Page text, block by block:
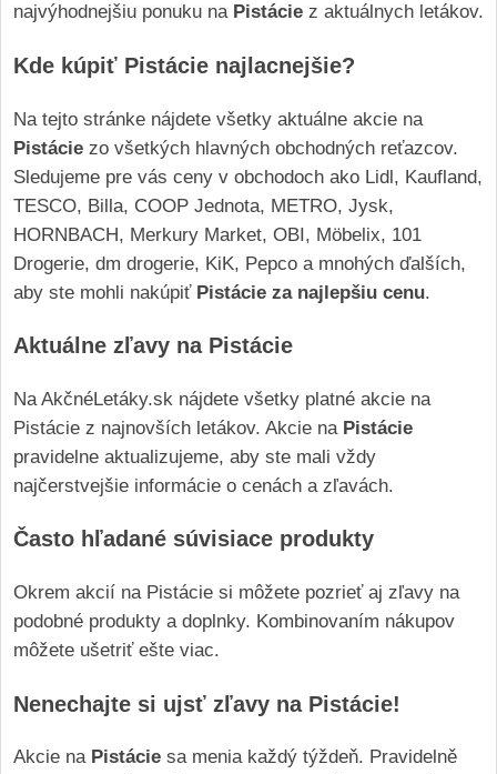
najvýhodnejšiu ponuku na Pistácie z aktuálnych letákov.
Kde kúpiť Pistácie najlacnejšie?
Na tejto stránke nájdete všetky aktuálne akcie na
Pistácie zo všetkých hlavných obchodných reťazcov.
Sledujeme pre vás ceny v obchodoch ako Lidl, Kaufland,
TESCO, Billa, COOP Jednota, METRO, Jysk,
HORNBACH, Merkury Market, OBI, Möbelix, 101
Drogerie, dm drogerie, KiK, Pepco a mnohých ďalších,
aby ste mohli nakúpiť Pistácie za najlepšiu cenu.
Aktuálne zľavy na Pistácie
Na AkčnéLetáky.sk nájdete všetky platné akcie na
Pistácie z najnovších letákov. Akcie na Pistácie
pravidelne aktualizujeme, aby ste mali vždy
najčerstvejšie informácie o cenách a zľavách.
Často hľadané súvisiace produkty
Okrem akcií na Pistácie si môžete pozrieť aj zľavy na
podobné produkty a doplnky. Kombinovaním nákupov
môžete ušetriť ešte viac.
Nenechajte si ujsť zľavy na Pistácie!
Akcie na Pistácie sa menia každý týždeň. Pravidelně